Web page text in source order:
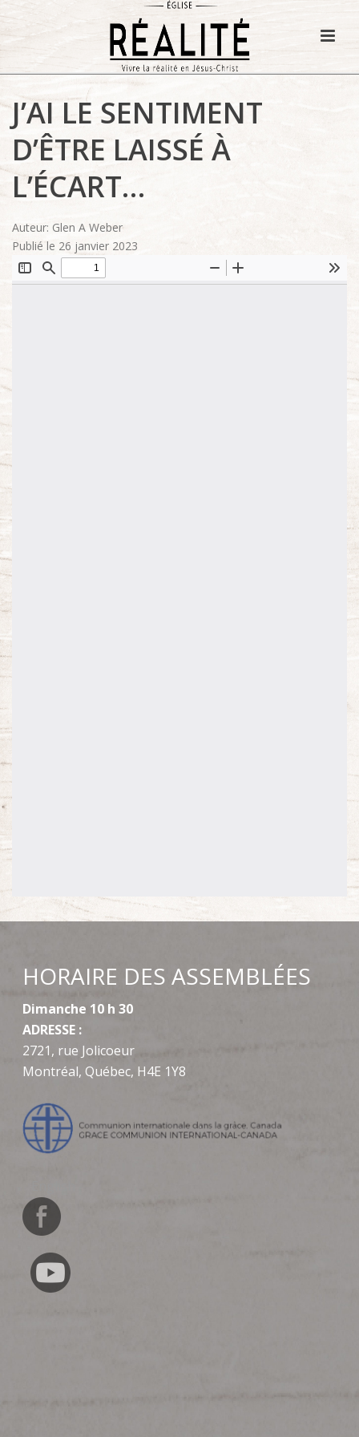
J’AI LE SENTIMENT
D’ÊTRE LAISSÉ À
L’ÉCART…
Auteur: Glen A Weber
Publié le 26 janvier 2023
HORAIRE DES ASSEMBLÉES
Dimanche 10 h 30
ADRESSE :
2721, rue Jolicoeur
Montréal, Québec, H4E 1Y8